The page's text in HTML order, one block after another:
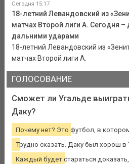
Сегодня 15:17
18-летний Левандовский из
матчах Второй лиги А. Сегодня
дальними ударами
18-летний Левандовский из
матчах Второй лиги А.
ГОЛОСОВАНИЕ
Сможет ли Угальде
Даку?
Почему нет? Это футбол, в
Трудно сказать. Даку был хорош в
Каждый будет стараться